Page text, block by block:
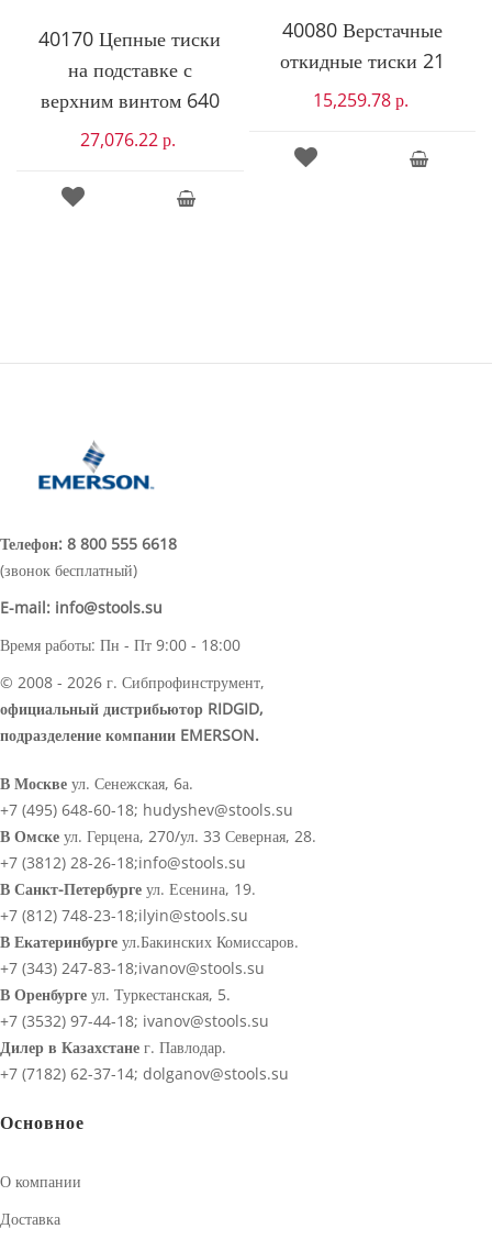
40170 Цепные тиски
на подставке с
верхним винтом 640
27,076.22р.
40080 Верстачные
откидные тиски 21
15,259.78р.
Телефон: 8 800 555 6618
(звонок бесплатный)
E-mail: info@stools.su
Время работы: Пн - Пт 9:00 - 18:00
© 2008 - 2026 г. Сибпрофинструмент,
официальный дистрибьютор RIDGID,
подразделение компании EMERSON.
В Москве ул. Сенежская, 6а.
+7 (495) 648-60-18; hudyshev@stools.su
В Омске ул. Герцена, 270/ул. 33 Северная, 28.
+7 (3812) 28-26-18;info@stools.su
В Санкт-Петербурге ул. Есенина, 19.
+7 (812) 748-23-18;ilyin@stools.su
В Екатеринбурге ул.Бакинских Комиссаров.
+7 (343) 247-83-18;ivanov@stools.su
В Оренбурге ул. Туркестанская, 5.
+7 (3532) 97-44-18; ivanov@stools.su
Дилер в Казахстане г. Павлодар.
+7 (7182) 62-37-14; dolganov@stools.su
Основное
О компании
Доставка